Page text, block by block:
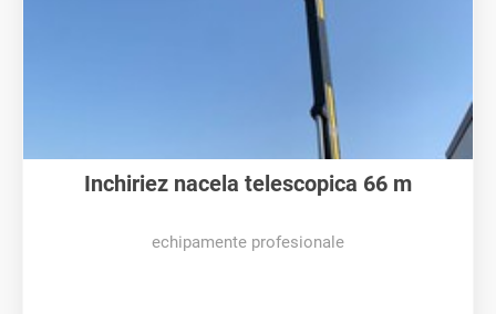
Inchiriez nacela telescopica 66 m
echipamente profesionale